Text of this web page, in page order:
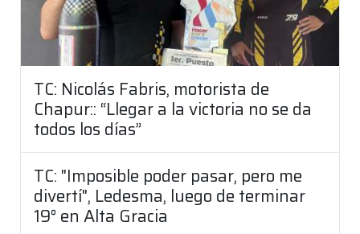
TC: Nicolás Fabris, motorista de
Chapur:: “Llegar a la victoria no se da
todos los días”
TC: "Imposible poder pasar, pero me
divertí", Ledesma, luego de terminar
19° en Alta Gracia